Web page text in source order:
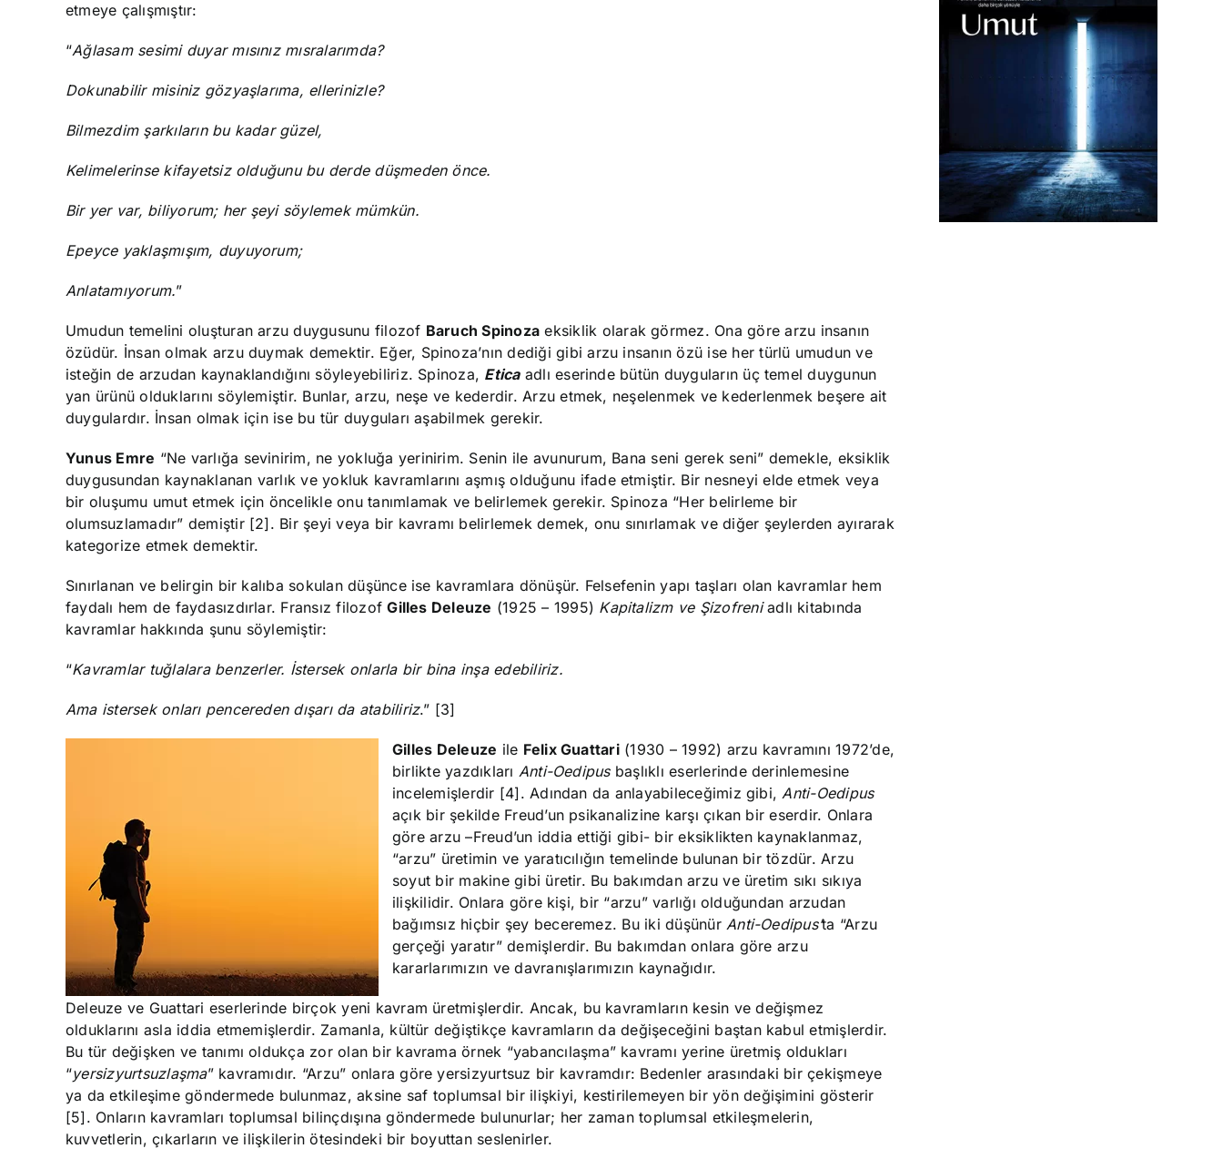
etmeye çalışmıştır:
“Ağlasam sesimi duyar mısınız mısralarımda?
Dokunabilir misiniz gözyaşlarıma, ellerinizle?
Bilmezdim şarkıların bu kadar güzel,
Kelimelerinse kifayetsiz olduğunu bu derde düşmeden önce.
Bir yer var, biliyorum; her şeyi söylemek mümkün.
Epeyce yaklaşmışım, duyuyorum;
Anlatamıyorum.”
Umudun temelini oluşturan arzu duygusunu filozof Baruch Spinoza eksiklik olarak görmez. Ona göre arzu insanın
özüdür. İnsan olmak arzu duymak demektir. Eğer, Spinoza’nın dediği gibi arzu insanın özü ise her türlü umudun ve
isteğin de arzudan kaynaklandığını söyleyebiliriz. Spinoza, Eticaadlı eserinde bütün duyguların üç temel duygunun
yan ürünü olduklarını söylemiştir. Bunlar, arzu, neşe ve kederdir. Arzu etmek, neşelenmek ve kederlenmek beşere ait
duygulardır. İnsan olmak için ise bu tür duyguları aşabilmek gerekir.
Yunus Emre “Ne varlığa sevinirim, ne yokluğa yerinirim. Senin ile avunurum, Bana seni gerek seni” demekle, eksiklik
duygusundan kaynaklanan varlık ve yokluk kavramlarını aşmış olduğunu ifade etmiştir. Bir nesneyi elde etmek veya
bir oluşumu umut etmek için öncelikle onu tanımlamak ve belirlemek gerekir. Spinoza “Her belirleme bir
olumsuzlamadır” demiştir [2]. Bir şeyi veya bir kavramı belirlemek demek, onu sınırlamak ve diğer şeylerden ayırarak
kategorize etmek demektir.
Sınırlanan ve belirgin bir kalıba sokulan düşünce ise kavramlara dönüşür. Felsefenin yapı taşları olan kavramlar hem
faydalı hem de faydasızdırlar. Fransız filozofGilles Deleuze (1925 – 1995) Kapitalizm ve Şizofreniadlı kitabında
kavramlar hakkında şunu söylemiştir:
“Kavramlar tuğlalara benzerler. İstersek onlarla bir bina inşa edebiliriz.
Ama istersek onları pencereden dışarı da atabiliriz.” [3]
Gilles Deleuze ile Felix Guattari(1930 – 1992) arzu kavramını 1972’de,
birlikte yazdıkları Anti-Oedipusbaşlıklı eserlerinde derinlemesine
incelemişlerdir [4]. Adından da anlayabileceğimiz gibi,Anti-Oedipus
açık bir şekilde Freud’un psikanalizine karşı çıkan bir eserdir. Onlara
göre arzu –Freud’un iddia ettiği gibi- bir eksiklikten kaynaklanmaz,
“arzu” üretimin ve yaratıcılığın temelinde bulunan bir tözdür. Arzu
soyut bir makine gibi üretir. Bu bakımdan arzu ve üretim sıkı sıkıya
ilişkilidir. Onlara göre kişi, bir “arzu” varlığı olduğundan arzudan
bağımsız hiçbir şey beceremez. Bu iki düşünürAnti-Oedipus’ta “Arzu
gerçeği yaratır” demişlerdir. Bu bakımdan onlara göre arzu
kararlarımızın ve davranışlarımızın kaynağıdır.
Deleuze ve Guattari eserlerinde birçok yeni kavram üretmişlerdir. Ancak, bu kavramların kesin ve değişmez
olduklarını asla iddia etmemişlerdir. Zamanla, kültür değiştikçe kavramların da değişeceğini baştan kabul etmişlerdir.
Bu tür değişken ve tanımı oldukça zor olan bir kavrama örnek “yabancılaşma” kavramı yerine üretmiş oldukları
“yersizyurtsuzlaşma” kavramıdır. “Arzu” onlara göre yersizyurtsuz bir kavramdır: Bedenler arasındaki bir çekişmeye
ya da etkileşime göndermede bulunmaz, aksine saf toplumsal bir ilişkiyi, kestirilemeyen bir yön değişimini gösterir
[5]. Onların kavramları toplumsal bilinçdışına göndermede bulunurlar; her zaman toplumsal etkileşmelerin,
kuvvetlerin, çıkarların ve ilişkilerin ötesindeki bir boyuttan seslenirler.